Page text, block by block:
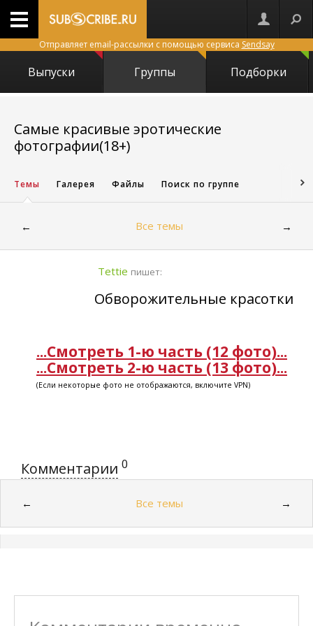
Отправляет email-рассылки с помощью сервиса Sendsay
Выпуски Группы Подборки
Самые красивые эротические
фотографии(18+)
611
Темы Галерея Файлы Поиск по группе
← Все темы →
Tettie пишет:
Обворожительные красотки
...Смотреть 1-ю часть (12 фото)...
...Смотреть 2-ю часть (13 фото)...
(Если некоторые фото не отображаются, включите VPN)
Комментарии 0
← Все темы →